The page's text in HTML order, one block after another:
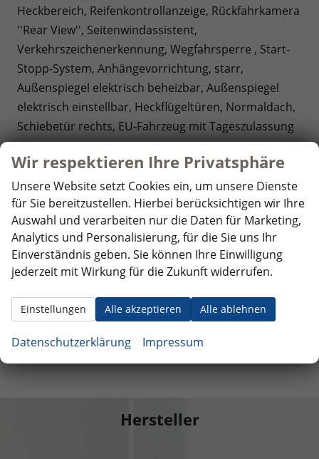
Heckbereich, Reifenkontrollanzeige, Rückfahrkamera
''Rear View'', Seitenwindassistent,
Verkehrszeichenerkennung, Wegfahrsperre , Start-
Stopp-System, Anhängevorrichtung, starr,
Außenspiegel elektrisch beheizbar, Außenspiegel
elektrisch einstellbar, Heckflügeltüren, Normaldach,
Schiebetür rechts, EU-Fahrzeug mit Tageszulassung
Anzahl Sitzplätze
Erstzulassung
01.07.2026
Gesamtbreite
2040 mm
Gesamthöhe
2355 mm
Gesamtlänge
5986 mm
Radstand
3640 mm
Hersteller
Wir respektieren Ihre Privatsphäre
Unsere Website setzt Cookies ein, um unsere Dienste
für Sie bereitzustellen. Hierbei berücksichtigen wir Ihre
Auswahl und verarbeiten nur die Daten für Marketing,
Analytics und Personalisierung, für die Sie uns Ihr
Einverständnis geben. Sie können Ihre Einwilligung
jederzeit mit Wirkung für die Zukunft widerrufen.
Alle akzeptieren Alle ablehnen
Einstellungen
Datenschutzerklärung Impressum